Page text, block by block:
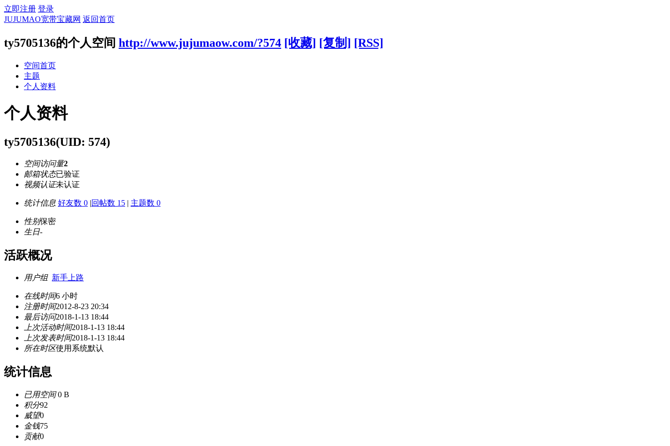
立即注册 登录
JUJUMAO宽带宝藏网 返回首页
ty5705136的个人空间 http://www.jujumaow.com/?574 [收藏] [复制] [RSS]
空间首页
主题
个人资料
个人资料
ty5705136(UID: 574)
空间访问量2
邮箱状态已验证
视频认证未认证
统计信息 好友数 0 |回帖数 15 | 主题数 0
性别保密
生日-
活跃概况
用户组 新手上路
在线时间6 小时
注册时间2012-8-23 20:34
最后访问2018-1-13 18:44
上次活动时间2018-1-13 18:44
上次发表时间2018-1-13 18:44
所在时区使用系统默认
统计信息
已用空间0 B
积分92
威望0
金钱75
贡献0